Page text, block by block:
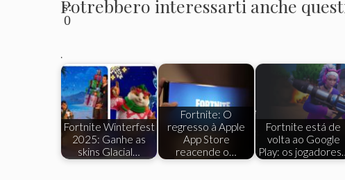
s:
0
Potrebbero interessarti anche
.
Fortnite Winterfest
2025: Ganhe as
skins Glacial…
Fortnite: O
regresso à Apple
App Store
reacende o…
Fortnite está de
volta ao Google
Play: os